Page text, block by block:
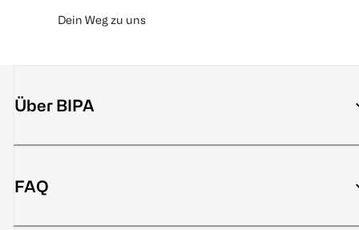
Dein Weg zu uns
Über BIPA
FAQ